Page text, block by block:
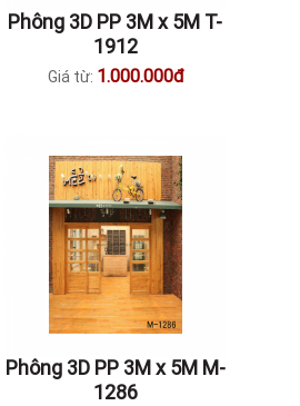
Phông 3D PP 3M x 5M T-
1912
Giá từ: 1.000.000đ
Phông 3D PP 3M x 5M M-
1286